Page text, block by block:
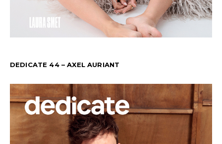
DEDICATE 44 – AXEL AURIANT